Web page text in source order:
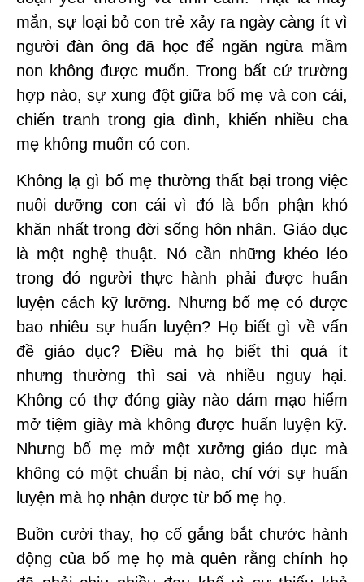
mắn, sự loại bỏ con trẻ xảy ra ngày càng ít vì
người đàn ông đã học để ngăn ngừa mầm
non không được muốn. Trong bất cứ trường
hợp nào, sự xung đột giữa bố mẹ và con cái,
chiến tranh trong gia đình, khiến nhiều cha
mẹ không muốn có con.
Không lạ gì bố mẹ thường thất bại trong việc
nuôi dưỡng con cái vì đó là bổn phận khó
khăn nhất trong đời sống hôn nhân. Giáo dục
là một nghệ thuật. Nó cần những khéo léo
trong đó người thực hành phải được huấn
luyện cách kỹ lưỡng. Nhưng bố mẹ có được
bao nhiêu sự huấn luyện? Họ biết gì về vấn
đề giáo dục? Điều mà họ biết thì quá ít
nhưng thường thì sai và nhiều nguy hại.
Không có thợ đóng giày nào dám mạo hiểm
mở tiệm giày mà không được huấn luyện kỹ.
Nhưng bố mẹ mở một xưởng giáo dục mà
không có một chuẩn bị nào, chỉ với sự huấn
luyện mà họ nhận được từ bố mẹ họ.
Buồn cười thay, họ cố gắng bắt chước hành
động của bố mẹ họ mà quên rằng chính họ